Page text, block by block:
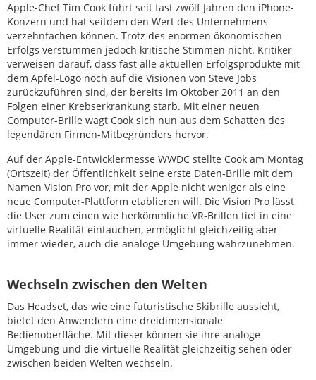
Apple-Chef Tim Cook führt seit fast zwölf Jahren den iPhone-
Konzern und hat seitdem den Wert des Unternehmens
verzehnfachen können. Trotz des enormen ökonomischen
Erfolgs verstummen jedoch kritische Stimmen nicht. Kritiker
verweisen darauf, dass fast alle aktuellen Erfolgsprodukte mit
dem Apfel-Logo noch auf die Visionen von Steve Jobs
zurückzuführen sind, der bereits im Oktober 2011 an den
Folgen einer Krebserkrankung starb. Mit einer neuen
Computer-Brille wagt Cook sich nun aus dem Schatten des
legendären Firmen-Mitbegründers hervor.
Auf der Apple-Entwicklermesse WWDC stellte Cook am Montag
(Ortszeit) der Öffentlichkeit seine erste Daten-Brille mit dem
Namen Vision Pro vor, mit der Apple nicht weniger als eine
neue Computer-Plattform etablieren will. Die Vision Pro lässt
die User zum einen wie herkömmliche VR-Brillen tief in eine
virtuelle Realität eintauchen, ermöglicht gleichzeitig aber
immer wieder, auch die analoge Umgebung wahrzunehmen.
Wechseln zwischen den Welten
Das Headset, das wie eine futuristische Skibrille aussieht,
bietet den Anwendern eine dreidimensionale
Bedienoberfläche. Mit dieser können sie ihre analoge
Umgebung und die virtuelle Realität gleichzeitig sehen oder
zwischen beiden Welten wechseln.